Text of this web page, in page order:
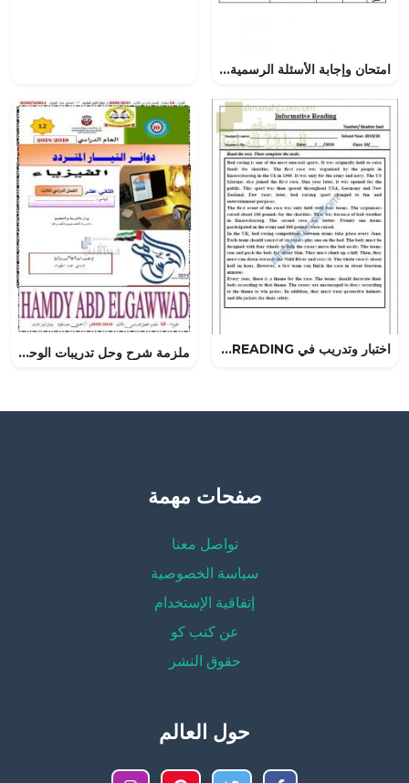
امتحان وإجابة الأسئلة الرسمية للفصل الدراسي الثاني الدور الأول (لغة عربية) التاسع
اختبار وتدريب في INFORMATION READING (لغة انجليزية) العاشر ملزمة شرح وحل تدريبات الوحدة العاشرة دوائر التيار المتردد (فيزياء) الثاني عشر المتقدم
صفحات مهمة
تواصل معنا
سياسة الخصوصية
إتفاقية الإستخدام
عن كتب كو
حقوق النشر
حول العالم